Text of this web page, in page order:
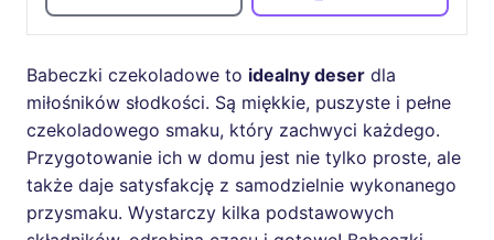
Babeczki czekoladowe to idealny deser dla
miłośników słodkości. Są miękkie, puszyste i pełne
czekoladowego smaku, który zachwyci każdego.
Przygotowanie ich w domu jest nie tylko proste, ale
także daje satysfakcję z samodzielnie wykonanego
przysmaku. Wystarczy kilka podstawowych